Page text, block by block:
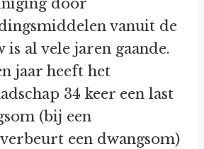
door
vanuit de
is al vele jaren gaande.
jaar heeft het
34 keer een last
(bij een
een dwangsom)